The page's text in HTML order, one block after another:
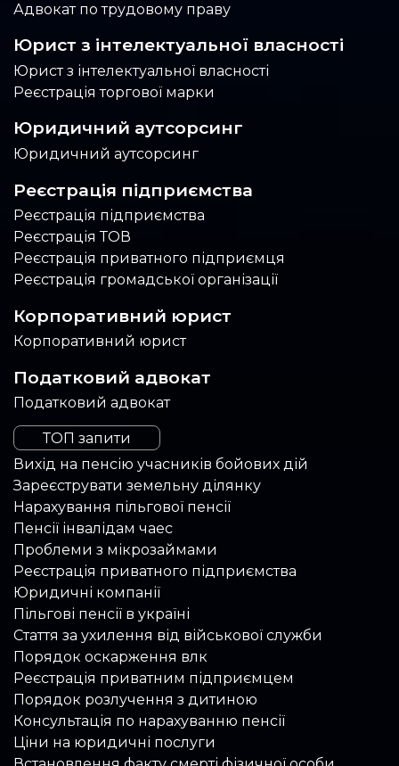
Адвокат по трудовому праву
Юрист з інтелектуальної власності
Юрист з інтелектуальної власності
Реєстрація торгової марки
Юридичний аутсорсинг
Юридичний аутсорсинг
Реєстрація підприємства
Реєстрація підприємства
Реєстрація ТОВ
Реєстрація приватного підприємця
Реєстрація громадської організації
Корпоративний юрист
Корпоративний юрист
Податковий адвокат
Податковий адвокат
ТОП запити
Вихід на пенсію учасників бойових дій
Зареєструвати земельну ділянку
Нарахування пільгової пенсії
Пенсії інвалідам чаес
Проблеми з мікрозаймами
Реєстрація приватного підприємства
Юридичні компанії
Пільгові пенсії в україні
Стаття за ухилення від військової служби
Порядок оскарження влк
Реєстрація приватним підприємцем
Порядок розлучення з дитиною
Консультація по нарахуванню пенсії
Ціни на юридичні послуги